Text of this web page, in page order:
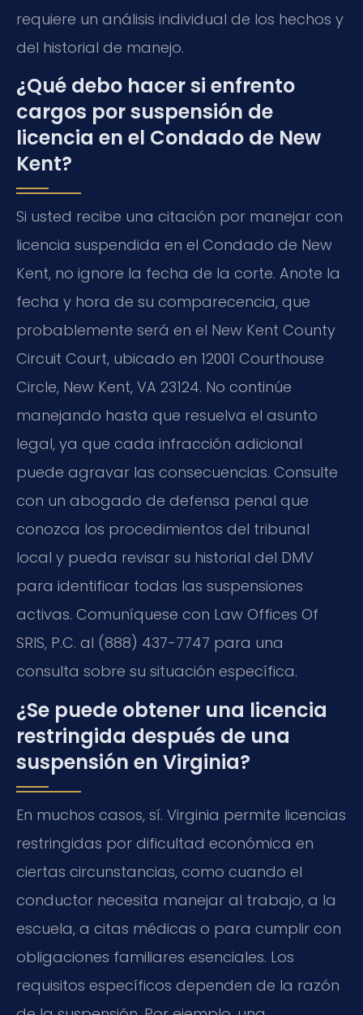
requiere un análisis individual de los hechos y
del historial de manejo.
¿Qué debo hacer si enfrento
cargos por suspensión de
licencia en el Condado de New
Kent?
Si usted recibe una citación por manejar con
licencia suspendida en el Condado de New
Kent, no ignore la fecha de la corte. Anote la
fecha y hora de su comparecencia, que
probablemente será en el New Kent County
Circuit Court, ubicado en 12001 Courthouse
Circle, New Kent, VA 23124. No continúe
manejando hasta que resuelva el asunto
legal, ya que cada infracción adicional
puede agravar las consecuencias. Consulte
con un abogado de defensa penal que
conozca los procedimientos del tribunal
local y pueda revisar su historial del DMV
para identificar todas las suspensiones
activas. Comuníquese con Law Offices Of
SRIS, P.C. al (888) 437-7747 para una
consulta sobre su situación específica.
¿Se puede obtener una licencia
restringida después de una
suspensión en Virginia?
En muchos casos, sí. Virginia permite licencias
restringidas por dificultad económica en
ciertas circunstancias, como cuando el
conductor necesita manejar al trabajo, a la
escuela, a citas médicas o para cumplir con
obligaciones familiares esenciales. Los
requisitos específicos dependen de la razón